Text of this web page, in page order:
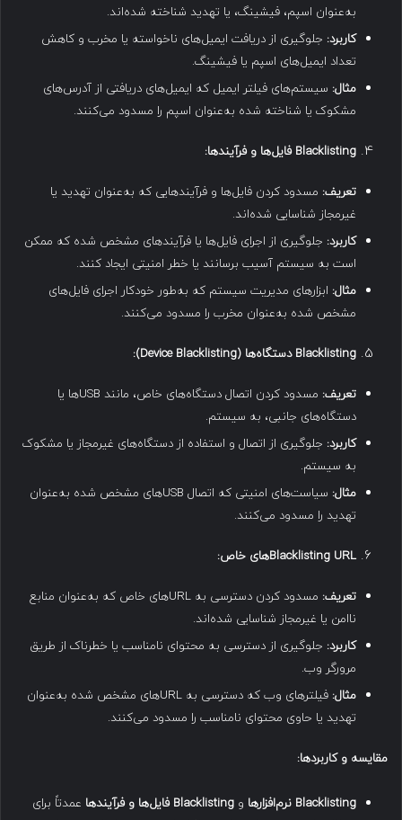
به‌عنوان اسپم، فیشینگ، یا تهدید شناخته شده‌اند.
کاربرد: جلوگیری از دریافت ایمیل‌های ناخواسته یا مخرب و کاهش
تعداد ایمیل‌های اسپم یا فیشینگ.
مثال: سیستم‌های فیلتر ایمیل که ایمیل‌های دریافتی از آدرس‌های
مشکوک یا شناخته شده به‌عنوان اسپم را مسدود می‌کنند.
Blacklisting فایل‌ها و فرآیندها:
تعریف: مسدود کردن فایل‌ها و فرآیندهایی که به‌عنوان تهدید یا
غیرمجاز شناسایی شده‌اند.
کاربرد: جلوگیری از اجرای فایل‌ها یا فرآیندهای مشخص شده که ممکن
است به سیستم آسیب برسانند یا خطر امنیتی ایجاد کنند.
مثال: ابزارهای مدیریت سیستم که به‌طور خودکار اجرای فایل‌های
مشخص شده به‌عنوان مخرب را مسدود می‌کنند.
Blacklisting دستگاه‌ها (Device Blacklisting):
تعریف:
مسدود کردن اتصال دستگاه‌های خاص، مانند USBها یا
دستگاه‌های جانبی، به سیستم.
کاربرد: جلوگیری از اتصال و استفاده از دستگاه‌های غیرمجاز یا مشکوک
به سیستم.
مثال:
سیاست‌های امنیتی که اتصال USBهای مشخص شده به‌عنوان
تهدید را مسدود می‌کنند.
Blacklisting URLهای خاص:
تعریف:
مسدود کردن دسترسی به URLهای خاص که به‌عنوان منابع
ناامن یا غیرمجاز شناسایی شده‌اند.
کاربرد: جلوگیری از دسترسی به محتوای نامناسب یا خطرناک از طریق
مرورگر وب.
مثال:
فیلترهای وب که دسترسی به URLهای مشخص شده به‌عنوان
تهدید یا حاوی محتوای نامناسب را مسدود می‌کنند.
مقایسه و کاربردها:
Blacklisting نرم‌افزارها و Blacklisting فایل‌ها و فرآیندها عمدتاً برای